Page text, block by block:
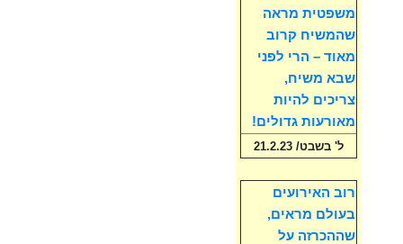
משפטית מראה
שהמשיח קרוב
מאוד – הרי לפני
שבא משיח,
צריכים להיות
מאורעות גדולים!
ל' בשבט/ 21.2.23
רוב האירועים
בעולם מראים,
שההכרזה על